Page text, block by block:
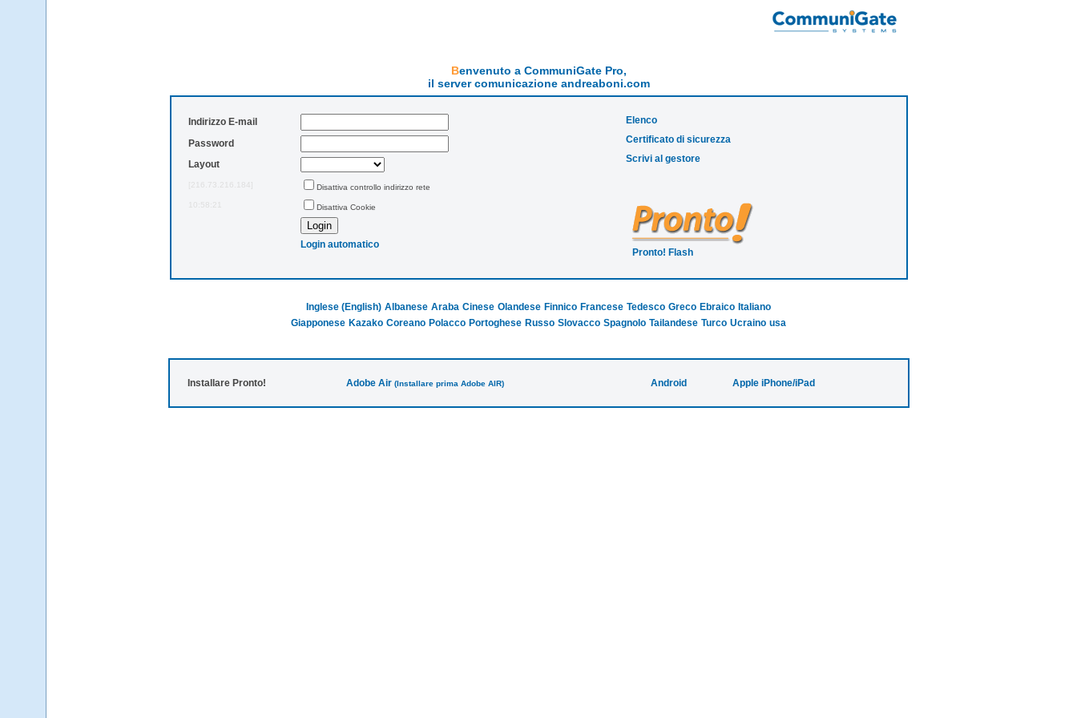
Benvenuto a CommuniGate Pro,
il server comunicazione andreaboni.com
Indirizzo E-mail
Password
Layout
[216.73.216.184]
Disattiva controllo indirizzo rete
Disattiva Cookie
Login automatico
Elenco
Certificato di sicurezza
Scrivi al gestore
Pronto! Flash
Inglese (English) Albanese Araba Cinese Olandese Finnico Francese Tedesco Greco Ebraico Italiano
Giapponese Kazako Coreano Polacco Portoghese Russo Slovacco Spagnolo Tailandese Turco Ucraino usa
Installare Pronto! Adobe Air (Installare prima Adobe AIR) Android Apple iPhone/iPad